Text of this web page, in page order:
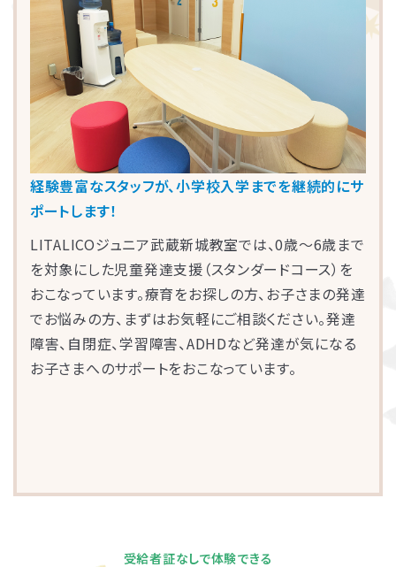
経験豊富なスタッフが、小学校入学までを継続的にサ
ポートします！
LITALICOジュニア武蔵新城教室では、0歳～6歳まで
を対象にした児童発達支援（スタンダードコース）を
おこなっています。療育をお探しの方、お子さまの発達
でお悩みの方、まずはお気軽にご相談ください。発達
障害、自閉症、学習障害、ADHDなど発達が気になる
お子さまへのサポートをおこなっています。
受給者証なしで体験できる